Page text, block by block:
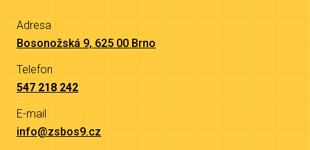
Adresa
Bosonožská 9, 625 00 Brno
Telefon
547 218 242
E-mail
info@zsbos9.cz